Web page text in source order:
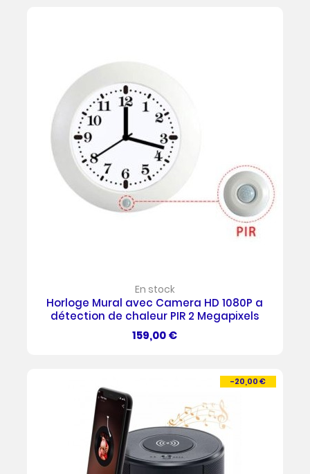
En stock
Horloge Mural avec Camera HD 1080P a
détection de chaleur PIR 2 Megapixels
Prix
159,00 €
PROMO !
-20,00 €